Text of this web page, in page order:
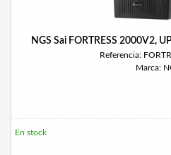
NGS Sai FORTRESS 2000V2,
Referencia:
Marca:
En stock